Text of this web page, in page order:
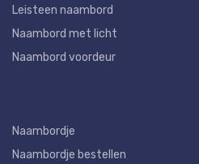
Leisteen naambord
Naambord met licht
Naambord voordeur
Naambordje
Naambordje bestellen